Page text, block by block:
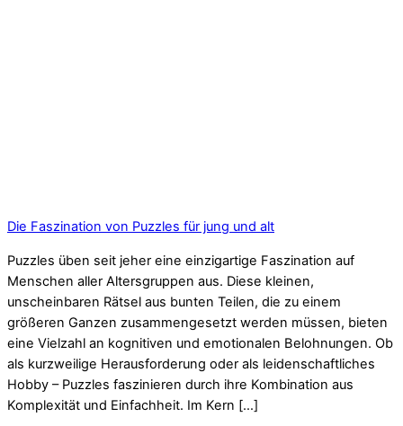
Die Faszination von Puzzles für jung und alt
Puzzles üben seit jeher eine einzigartige Faszination auf
Menschen aller Altersgruppen aus. Diese kleinen,
unscheinbaren Rätsel aus bunten Teilen, die zu einem
größeren Ganzen zusammengesetzt werden müssen, bieten
eine Vielzahl an kognitiven und emotionalen Belohnungen. Ob
als kurzweilige Herausforderung oder als leidenschaftliches
Hobby – Puzzles faszinieren durch ihre Kombination aus
Komplexität und Einfachheit. Im Kern […]